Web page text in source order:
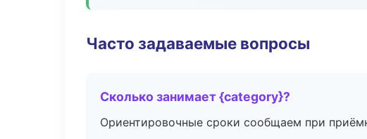
Часто задаваемые вопросы
Сколько занимает {category}?
Ориентировочные сроки сообщаем при